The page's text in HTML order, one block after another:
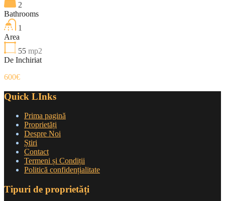
2
Bathrooms
1
Area
55 mp2
De Inchiriat
600€
Quick LInks
Prima pagină
Proprietăți
Despre Noi
Știri
Contact
Termeni și Condiții
Politică confidențialitate
Tipuri de proprietăți